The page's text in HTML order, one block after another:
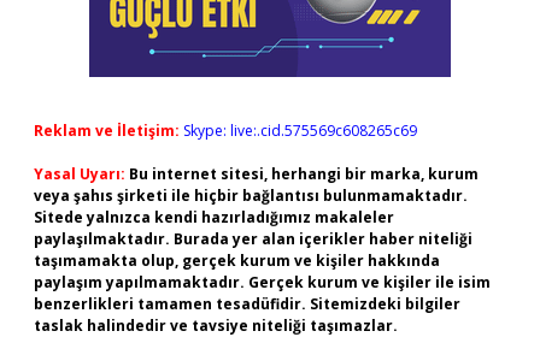
Reklam ve İletişim: Skype: live:.cid.575569c608265c69
Yasal Uyarı: Bu internet sitesi, herhangi bir marka, kurum
veya şahıs şirketi ile hiçbir bağlantısı bulunmamaktadır.
Sitede yalnızca kendi hazırladığımız makaleler
paylaşılmaktadır. Burada yer alan içerikler haber niteliği
taşımamakta olup, gerçek kurum ve kişiler hakkında
paylaşım yapılmamaktadır. Gerçek kurum ve kişiler ile isim
benzerlikleri tamamen tesadüfidir. Sitemizdeki bilgiler
taslak halindedir ve tavsiye niteliği taşımazlar.